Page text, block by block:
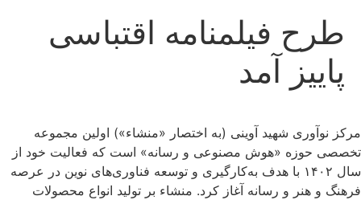
طرح فیلمنامه اقتباسی
پاییز آمد
مرکز نوآوری شهید آوینی (به اختصار «منشاء») اولین مجموعه
تخصصی حوزه «هوش مصنوعی و رسانه» است که فعالیت خود از
سال ۱۴۰۲ با هدف به‌کارگیری و توسعه فناوری‌های نوین در عرصه
فرهنگ و هنر و رسانه آغاز کرد. منشاء بر تولید انواع محصولات